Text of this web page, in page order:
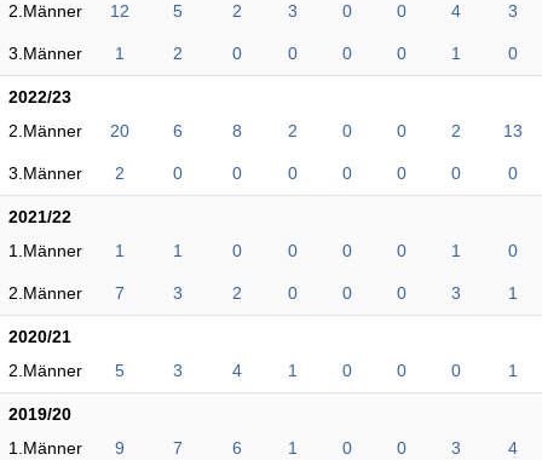
2.Männer 12 5 2 3 0 0 4 3
3.Männer 1 2 0 0 0 0 1 0
2022/23
2.Männer
20 6 8 2 0 0 2 13
3.Männer 2 0 0 0 0 0 0 0
2021/22
1.Männer
1 1 0 0 0 0 1 0
2.Männer 7 3 2 0 0 0 3 1
2020/21
2.Männer
5 3 4 1 0 0 0 1
2019/20
1.Männer
9 7 6 1 0 0 3 4